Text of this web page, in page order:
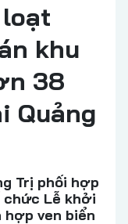
loạt
khu
38
Quảng
Trị phối hợp
chức Lễ khởi
hợp ven biển